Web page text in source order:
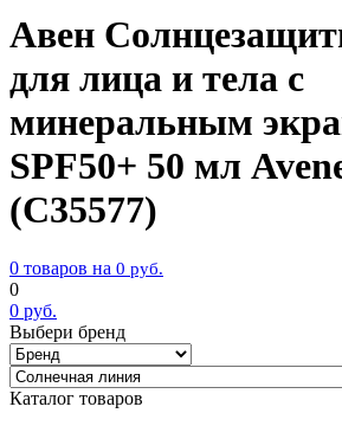
Авен
для лица и тела с
минеральным
SPF50+ 50 мл
(С35577)
0 товаров на 0 руб.
0
0 руб.
Выбери бренд
Каталог товаров